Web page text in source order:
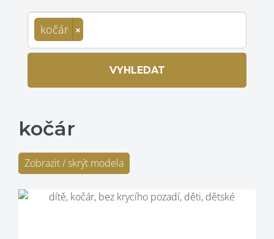
kočár ×
VYHLEDAT
kočár
Zobrazit / skrýt modela